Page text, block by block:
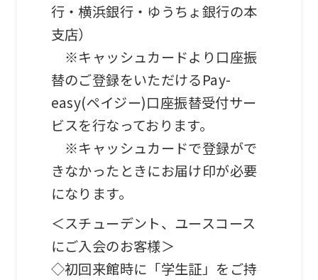
行・横浜銀行・ゆうちょ銀行の本
支店）
※キャッシュカードより口座振
替のご登録をいただけるPay-
easy(ペイジー)口座振替受付サー
ビスを行なっております。
※キャッシュカードで登録がで
きなかったときにお届け印が必要
になります。
＜スチューデント、ユースコース
にご入会のお客様＞
◇初回来館時に「学生証」をご持
the
version
of
this
website
will
be
mechanically,
so
it